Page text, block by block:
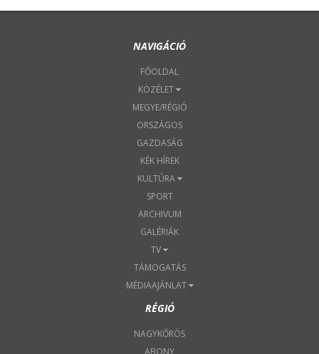
NAVIGÁCIÓ
FŐOLDAL
KÖZÉLET
MEGYE/RÉGIÓ
ORSZÁGOS
GAZDASÁG
KÉK HÍREK
KULTÚRA
SPORT
ARCHIVUM
GALÉRIÁK
TV
TÁMOGATÁS
MÉDIAAJÁNLAT
RÉGIÓ
NAGYKŐRÖS
ABONY